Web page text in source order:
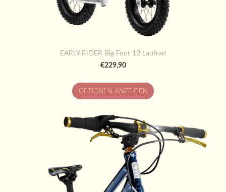
EARLY RIDER Big Foot 12 Laufrad
€229,90
OPTIONEN ANZEIGEN